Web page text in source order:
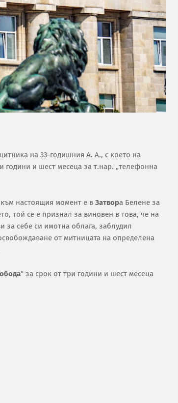
на 33-годишния А. А., с което на
години и шест месеца за т.нар. „телефонна
настоящия момент е в Затвора Белене за
той се е признал за виновен в това, че на
за себе си имотна облага, заблудил
от митницата на определена
“ за срок от три години и шест месеца